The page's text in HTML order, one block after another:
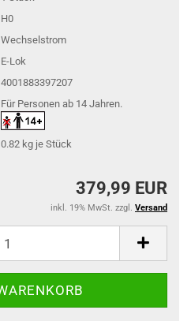
H0
Wechselstrom
E-Lok
4001883397207
Für Personen ab 14 Jahren.
0.82kg je Stück
379,99 EUR
inkl. 19% MwSt. zzgl. Versand